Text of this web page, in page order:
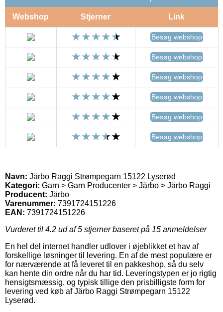
Webshop Stjerner Link
Besøg webshop
Besøg webshop
Besøg webshop
Besøg webshop
Besøg webshop
Besøg webshop
Navn: Järbo Raggi Strømpegarn 15122 Lyserød
Kategori: Garn > Garn Producenter > Järbo > Järbo Raggi
Producent: Järbo
Varenummer: 7391724151226
EAN: 7391724151226
Vurderet til 4.2 ud af 5 stjerner baseret på 15 anmeldelser
En hel del internet handler udlover i øjeblikket et hav af
forskellige løsninger til levering. En af de mest populære er
for nærværende at få leveret til en pakkeshop, så du selv
kan hente din ordre når du har tid. Leveringstypen er jo rigtig
hensigtsmæssig, og typisk tillige den prisbilligste form for
levering ved køb af Järbo Raggi Strømpegarn 15122
Lyserød.